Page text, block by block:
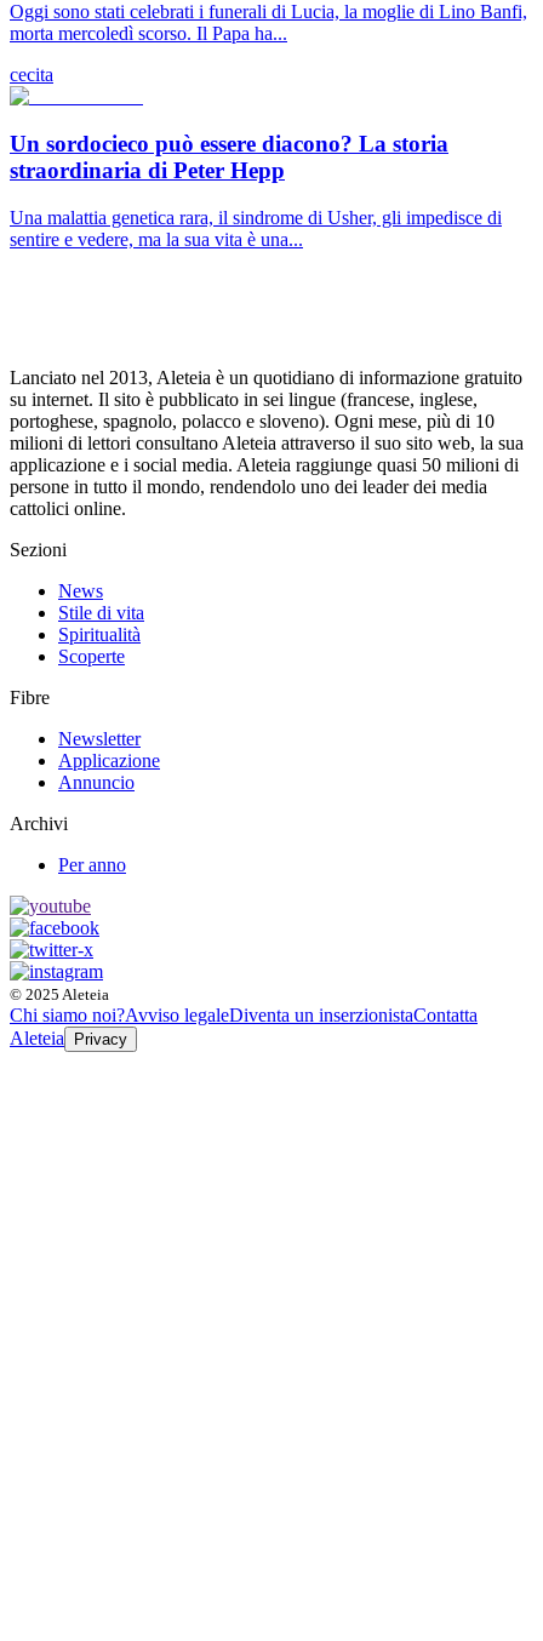
Oggi sono stati celebrati i funerali di Lucia, la moglie di Lino Banfi,
morta mercoledì scorso. Il Papa ha...
cecita
Un sordocieco può essere diacono? La storia
straordinaria di Peter Hepp
Una malattia genetica rara, il sindrome di Usher, gli impedisce di
sentire e vedere, ma la sua vita è una...
Lanciato nel 2013, Aleteia è un quotidiano di informazione gratuito
su internet. Il sito è pubblicato in sei lingue (francese, inglese,
portoghese, spagnolo, polacco e sloveno). Ogni mese, più di 10
milioni di lettori consultano Aleteia attraverso il suo sito web, la sua
applicazione e i social media. Aleteia raggiunge quasi 50 milioni di
persone in tutto il mondo, rendendolo uno dei leader dei media
cattolici online.
Sezioni
News
Stile di vita
Spiritualità
Scoperte
Fibre
Newsletter
Applicazione
Annuncio
Archivi
Per anno
© 2025 Aleteia
Chi siamo noi?Avviso legaleDiventa un inserzionistaContatta
Aleteia
Privacy